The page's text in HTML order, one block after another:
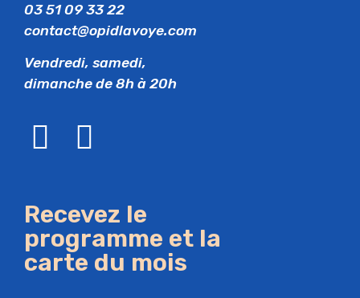
03 51 09 33 22
contact@opidlavoye.com
Vendredi, samedi,
dimanche de 8h à 20h
Recevez le
programme et la
carte du mois